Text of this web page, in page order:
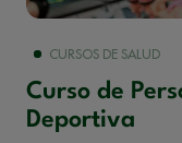
CURSOS DE SALUD
Curso de
Deportiva